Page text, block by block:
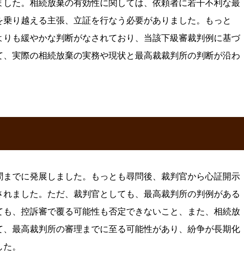
た。相続放棄の有効性に関しては、依頼者に若干不利な最
り越える主張、立証を行なう必要がありました。もっと
も緩やかな判断がなされており、当該下級審裁判例に基づ
実際の相続放棄の実務や現状と最高裁裁判所の判断が沿わ
でに発展しました。もっとも尋問後、裁判官から心証開示
ました。ただ、裁判官としても、最高裁判所の判例がある
、控訴審で覆る可能性も否定できないこと、また、相続放
最高裁判所の審理までに至る可能性があり、紛争が長期化
。